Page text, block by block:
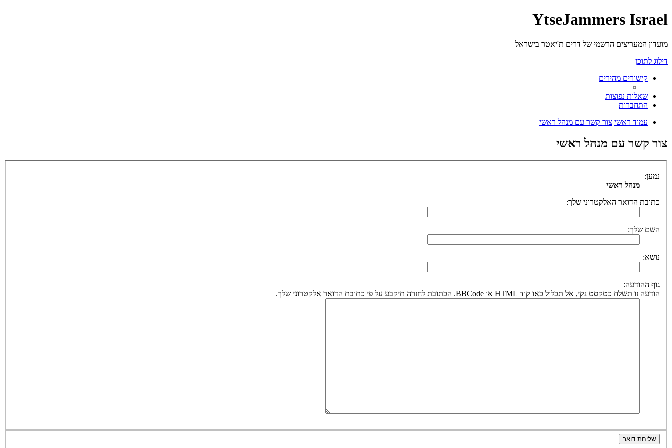
YtseJammers Israel
מועדון המעריצים הרשמי של דרים ת'יאטר בישראל
דילוג לתוכן
קישורים מהירים
שאלות נפוצות
התחברות
עמוד ראשי צור קשר עם מנהל ראשי
צור קשר עם מנהל ראשי
נמען:
מנהל ראשי
כתובת הדואר האלקטרוני שלך:
השם שלך:
נושא:
גוף ההודעה:
הודעה זו תשלח כטקסט נקי, אל תכלול כאו קוד HTML או BBCode. הכתובת לחזרה תיקבע על פי כתובת הדואר אלקטרוני שלך.